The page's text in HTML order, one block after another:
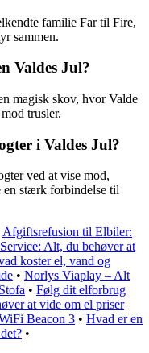
familie Far til Fire,
sammen.
Valdes Jul?
magisk skov, hvor Valde
trusler.
i Valdes Jul?
ved at vise mod,
en stærk forbindelse til
Afgiftsrefusion til Elbiler:
Alt, du behøver at
koster el, vand og
• Norlys Viaplay – Alt
• Følg dit elforbrug
at vide om el priser
Beacon 3 • Hvad er en
•